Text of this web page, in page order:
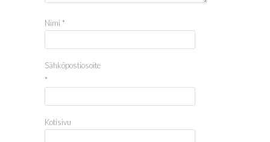
Nimi *
Sähköpostiosoite
*
Kotisivu